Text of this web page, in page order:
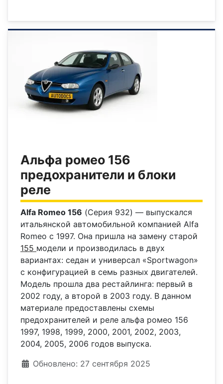
Альфа ромео 156
предохранители и блоки
реле
Alfa Romeo 156 (Серия 932) — выпускался
итальянской автомобильной компанией Alfa
Romeo с 1997. Она пришла на замену старой
155 модели и производилась в двух
вариантах: седан и универсал «Sportwagon»
с конфигурацией в семь разных двигателей.
Модель прошла два рестайлинга: первый в
2002 году, а второй в 2003 году. В данном
материале предоставлены схемы
предохранителей и реле альфа ромео 156
1997, 1998, 1999, 2000, 2001, 2002, 2003,
2004, 2005, 2006 годов выпуска.
Информация о материале
Обновлено: 27 сентября 2025